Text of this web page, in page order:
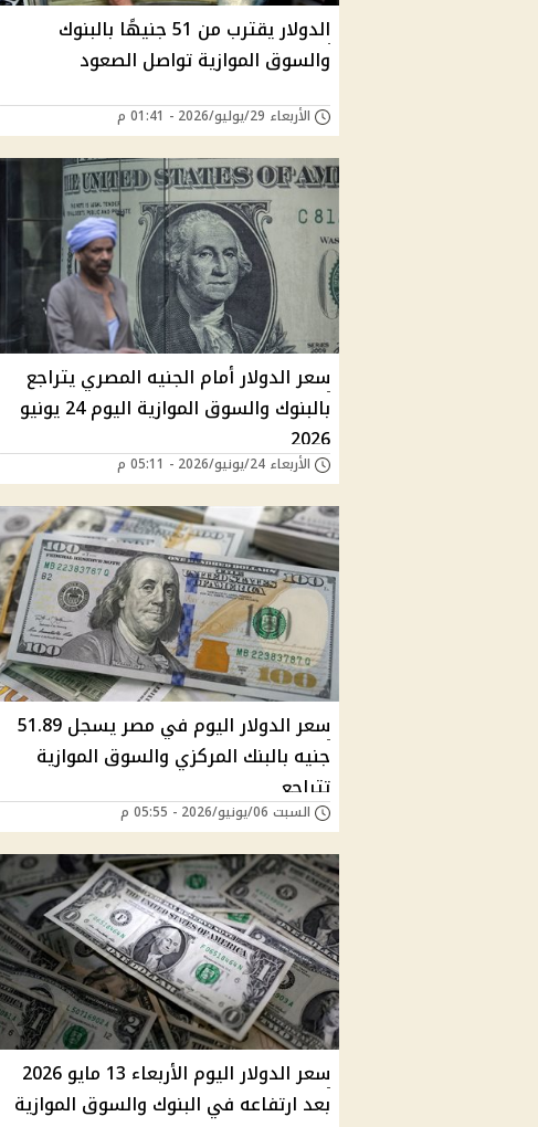
الدولار يقترب من 51 جنيهًا بالبنوك
والسوق الموازية تواصل الصعود
الأربعاء 29/يوليو/2026 - 01:41 م
سعر الدولار أمام الجنيه المصري يتراجع
بالبنوك والسوق الموازية اليوم 24 يونيو
2026
الأربعاء 24/يونيو/2026 - 05:11 م
سعر الدولار اليوم في مصر يسجل 51.89
جنيه بالبنك المركزي والسوق الموازية
تتراجع
السبت 06/يونيو/2026 - 05:55 م
سعر الدولار اليوم الأربعاء 13 مايو 2026
بعد ارتفاعه في البنوك والسوق الموازية